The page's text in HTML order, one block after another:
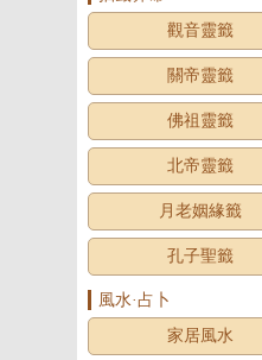
觀音靈籤
關帝靈籤
佛祖靈籤
北帝靈籤
月老姻緣籤
孔子聖籤
風水·占卜
家居風水